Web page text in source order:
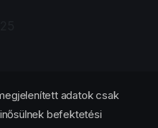
adatok csak
befektetési